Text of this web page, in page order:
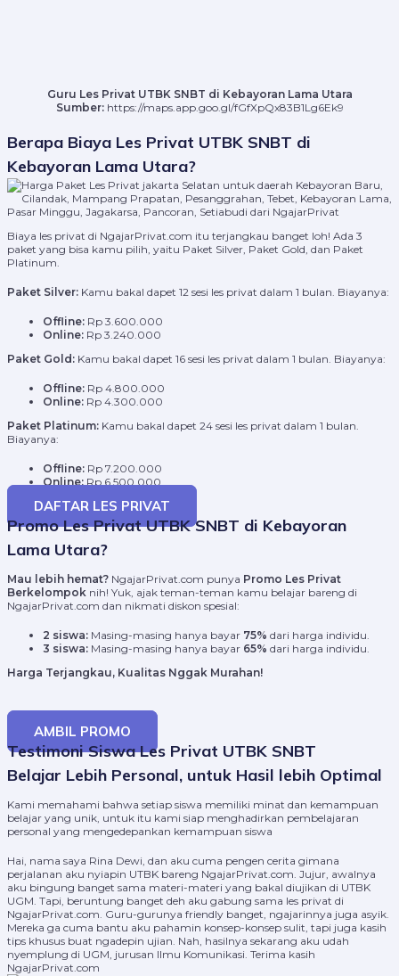
Guru Les Privat UTBK SNBT di Kebayoran Lama Utara
Sumber: https://maps.app.goo.gl/fGfXpQx83B1Lg6Ek9
Berapa Biaya Les Privat UTBK SNBT di
Kebayoran Lama Utara?
Biaya les privat di NgajarPrivat.com itu terjangkau banget loh! Ada 3
paket yang bisa kamu pilih, yaitu Paket Silver, Paket Gold, dan Paket
Platinum.
Paket Silver: Kamu bakal dapet 12 sesi les privat dalam 1 bulan. Biayanya:
Offline: Rp 3.600.000
Online: Rp 3.240.000
Paket Gold: Kamu bakal dapet 16 sesi les privat dalam 1 bulan. Biayanya:
Offline: Rp 4.800.000
Online: Rp 4.300.000
Paket Platinum: Kamu bakal dapet 24 sesi les privat dalam 1 bulan.
Biayanya:
Offline: Rp 7.200.000
Online:Rp 6.500.000
DAFTAR LES PRIVAT
Promo Les Privat UTBK SNBT di Kebayoran
Lama Utara?
Mau lebih hemat? NgajarPrivat.com punya Promo Les Privat
Berkelompok nih! Yuk, ajak teman-teman kamu belajar bareng di
NgajarPrivat.com dan nikmati diskon spesial:
2 siswa: Masing-masing hanya bayar 75% dari harga individu.
3 siswa: Masing-masing hanya bayar 65% dari harga individu.
Harga Terjangkau, Kualitas Nggak Murahan!
AMBIL PROMO
Testimoni Siswa Les Privat UTBK SNBT
Belajar Lebih Personal, untuk Hasil lebih Optimal
Kami memahami bahwa setiap siswa memiliki minat dan kemampuan
belajar yang unik, untuk itu kami siap menghadirkan pembelajaran
personal yang mengedepankan kemampuan siswa
Hai, nama saya Rina Dewi, dan aku cuma pengen cerita gimana
perjalanan aku nyiapin UTBK bareng NgajarPrivat.com. Jujur, awalnya
aku bingung banget sama materi-materi yang bakal diujikan di UTBK
UGM. Tapi, beruntung banget deh aku gabung sama les privat di
NgajarPrivat.com. Guru-gurunya friendly banget, ngajarinnya juga asyik.
Mereka ga cuma bantu aku pahamin konsep-konsep sulit, tapi juga kasih
tips khusus buat ngadepin ujian. Nah, hasilnya sekarang aku udah
nyemplung di UGM, jurusan Ilmu Komunikasi. Terima kasih
NgajarPrivat.com